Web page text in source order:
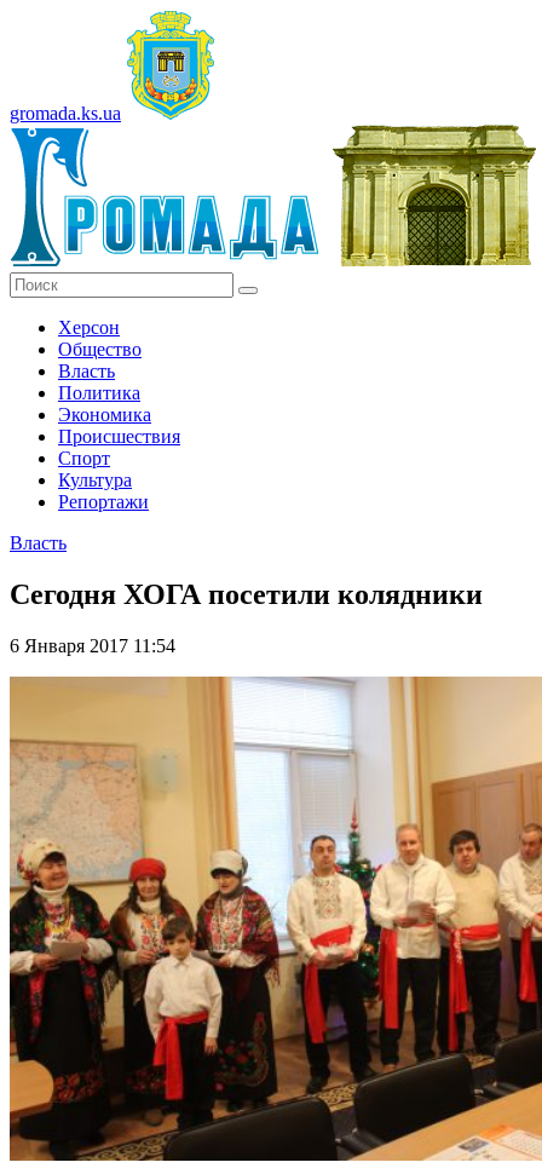
gromada.ks.ua
Херсон
Общество
Власть
Политика
Экономика
Происшествия
Спорт
Культура
Репортажи
Власть
Сегодня ХОГА посетили колядники
6 Января 2017 11:54